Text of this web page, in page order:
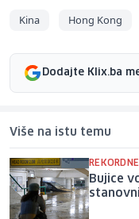
Kina Hong Kong
Dodajte Klix.ba
Više na istu temu
Bujice